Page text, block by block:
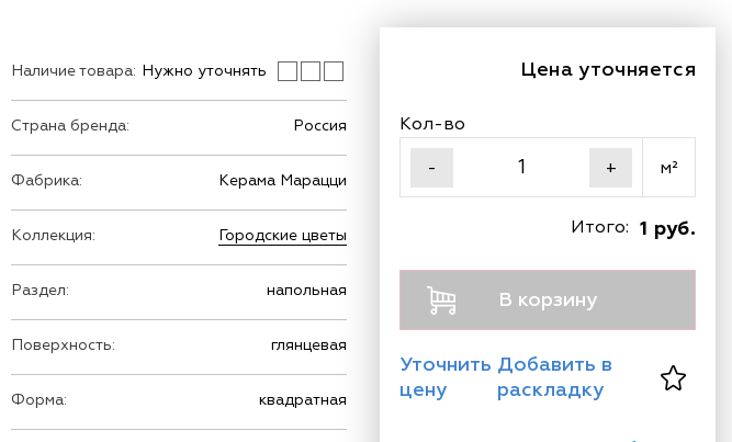
Наличие товара: Нужно уточнять
Страна бренда: Россия
Фабрика: Керама Марацци
Коллекция: Городские цветы
Раздел: напольная
Поверхность: глянцевая
Форма: квадратная
Цена уточняется
Кол-во
-
+ м²
1 руб.
Итого:
В корзину
Уточнить
цену
Добавить в
раскладку